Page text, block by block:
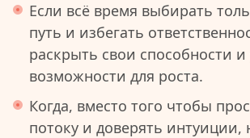
Если всё время выбирать
путь и избегать
раскрыть свои способности и
возможности для роста.
Когда, вместо того чтобы
потоку и доверять интуиции,